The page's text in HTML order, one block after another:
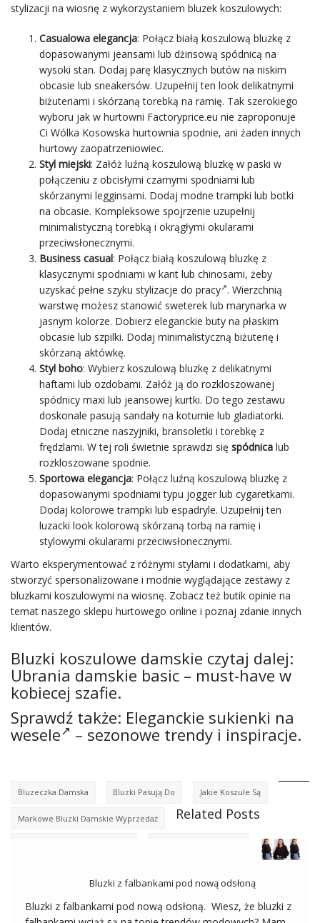
stylizacji na wiosnę z wykorzystaniem bluzek koszulowych:
Casualowa elegancja: Połącz białą koszulową bluzkę z
dopasowanymi jeansami lub dżinsową spódnicą na
wysoki stan. Dodaj parę klasycznych butów na niskim
obcasie lub sneakersów. Uzupełnij ten look delikatnymi
biżuteriami i skórzaną torebką na ramię. Tak szerokiego
wyboru jak w hurtowni Factoryprice.eu nie zaproponuje
Ci Wólka Kosowska hurtownia spodnie, ani żaden innych
hurtowy zaopatrzeniowiec.
Styl miejski: Załóż luźną koszulową bluzkę w paski w
połączeniu z obcisłymi czarnymi spodniami lub
skórzanymi legginsami. Dodaj modne trampki lub botki
na obcasie. Kompleksowe spojrzenie uzupełnij
minimalistyczną torebką i okrągłymi okularami
przeciwsłonecznymi.
Business casual: Połącz białą koszulową bluzkę z
klasycznymi spodniami w kant lub chinosami, żeby
uzyskać pełne szyku stylizacje do pracy . Wierzchnią
warstwę możesz stanowić sweterek lub marynarka w
jasnym kolorze. Dobierz eleganckie buty na płaskim
obcasie lub szpilki. Dodaj minimalistyczną biżuterię i
skórzaną aktówkę.
Styl boho: Wybierz koszulową bluzkę z delikatnymi
haftami lub ozdobami. Załóż ją do rozkloszowanej
spódnicy maxi lub jeansowej kurtki. Do tego zestawu
doskonale pasują sandały na koturnie lub gladiatorki.
Dodaj etniczne naszyjniki, bransoletki i torebkę z
frędzlami. W tej roli świetnie sprawdzi się spódnica lub
rozkloszowane spodnie.
Sportowa elegancja: Połącz luźną koszulową bluzkę z
dopasowanymi spodniami typu jogger lub cygaretkami.
Dodaj kolorowe trampki lub espadryle. Uzupełnij ten
luzacki look kolorową skórzaną torbą na ramię i
stylowymi okularami przeciwsłonecznymi.
Warto eksperymentować z różnymi stylami i dodatkami, aby
stworzyć spersonalizowane i modnie wyglądające zestawy z
bluzkami koszulowymi na wiosnę. Zobacz też butik opinie na
temat naszego sklepu hurtowego online i poznaj zdanie innych
klientów.
Bluzki koszulowe damskie czytaj dalej:
Ubrania damskie basic – must-have w
kobiecej szafie.
Sprawdź także: Eleganckie sukienki na
wesele
– sezonowe trendy i inspiracje.
Bluzeczka Damska Bluzki Pasują Do Jakie Koszule Są
Markowe Bluzki Damskie Wyprzedaż Related Posts
Bluzki z falbankami pod nową odsłoną
Bluzki z falbankami pod nową odsłoną. Wiesz, że bluzki z